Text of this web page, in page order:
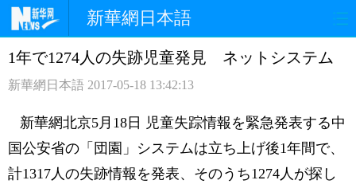
新華網日本語
ホームページ 政治 経済
観光 評論 写真
中日対訳
1年で1274人の失跡児童発見 ネットシステム
新華網日本語 2017-05-18 13:42:13
新華網北京5月18日 児童失踪情報を緊急発表する中
国公安省の「団園」システムは立ち上げ後1年間で、
計1317人の失跡情報を発表、そのうち1274人が探し